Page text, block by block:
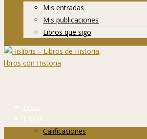
Mis entradas
Mis publicaciones
Libros que sigo
Inicio
Libros
Calificaciones